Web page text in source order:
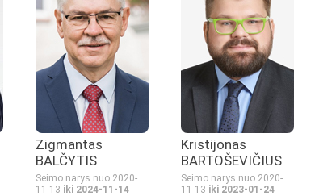
Zigmantas
BALČYTIS
Seimo narys nuo 2020-
11-13 iki 2024-11-14
Kristijonas
BARTOŠEVIČIUS
Seimo narys nuo 2020-
11-13 iki 2023-01-24